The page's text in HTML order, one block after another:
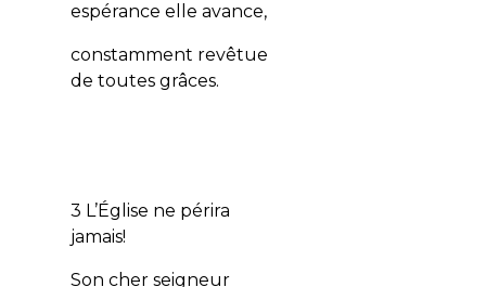
espérance elle avance,
constamment revêtue
de toutes grâces.
3 L’Église ne périra
jamais!
Son cher seigneur